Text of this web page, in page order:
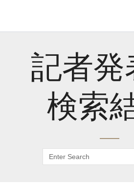
記者発
検索